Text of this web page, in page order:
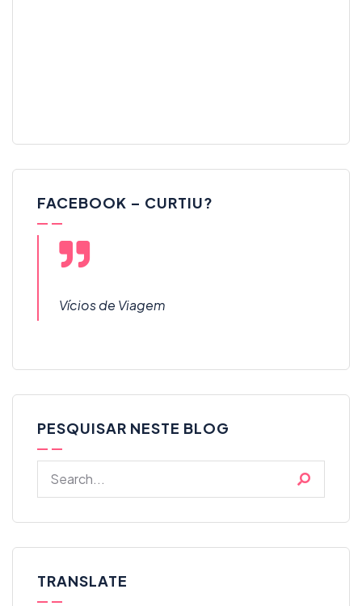
FACEBOOK – CURTIU?
Vícios de Viagem
PESQUISAR NESTE BLOG
TRANSLATE